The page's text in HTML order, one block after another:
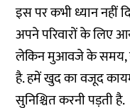
इस पर कभी ध्यान नहीं
अपने परिवारों के लिए
लेकिन मुआवजे के समय,
है. हमें खुद का वजूद
सुनिश्चित करनी पड़ती है.